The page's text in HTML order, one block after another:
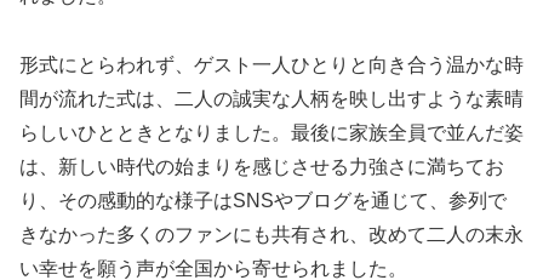
形式にとらわれず、ゲスト一人ひとりと向き合う温かな時
間が流れた式は、二人の誠実な人柄を映し出すような素晴
らしいひとときとなりました。最後に家族全員で並んだ姿
は、新しい時代の始まりを感じさせる力強さに満ちてお
り、その感動的な様子はSNSやブログを通じて、参列で
きなかった多くのファンにも共有され、改めて二人の末永
い幸せを願う声が全国から寄せられました。